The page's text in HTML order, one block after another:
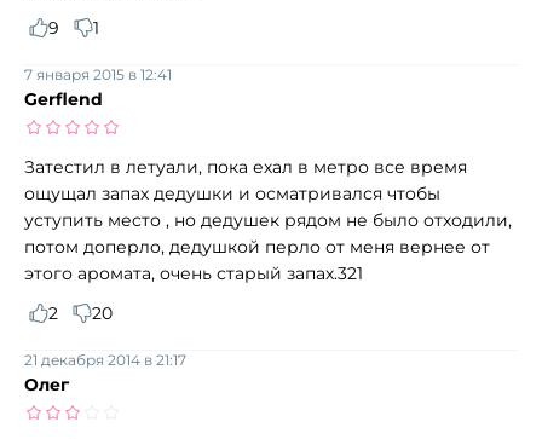
9
1
Gerflend
7 января 2015 в 12:41
Затестил в летуали, пока ехал в метро все время
ощущал запах дедушки и осматривался чтобы
уступить место , но дедушек рядом не было отходили,
потом доперло, дедушкой перло от меня вернее от
этого аромата, очень старый запах.321
2
20
Олег
21 декабря 2014 в 21:17